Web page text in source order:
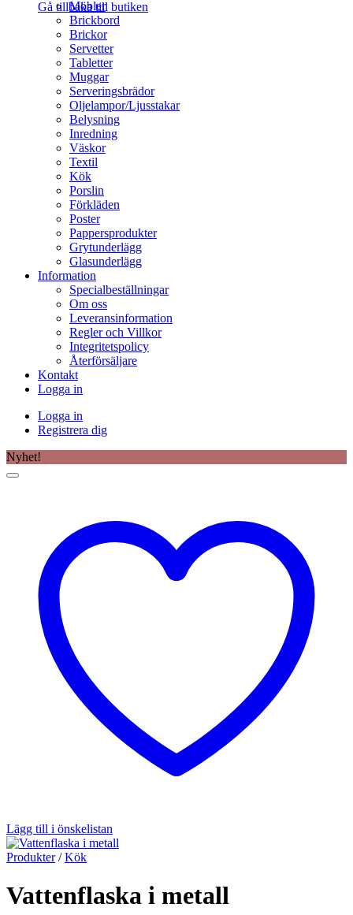
Gå tillbaka till butiken
Möbler
Brickbord
Brickor
Servetter
Tabletter
Muggar
Serveringsbrädor
Oljelampor/Ljusstakar
Belysning
Inredning
Väskor
Textil
Kök
Porslin
Förkläden
Poster
Pappersprodukter
Grytunderlägg
Glasunderlägg
Information
Specialbeställningar
Om oss
Leveransinformation
Regler och Villkor
Integritetspolicy
Återförsäljare
Kontakt
Logga in
Logga in
Registrera dig
Nyhet!
Lägg till i önskelistan
Produkter / Kök
Vattenflaska i metall